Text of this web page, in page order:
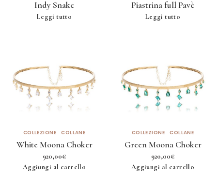
Indy Snake
Leggi tutto
Piastrina full Pavè
Leggi tutto
COLLEZIONE COLLANE
White Moona Choker
920,00€
Aggiungi al carrello
COLLEZIONE COLLANE
Green Moona Choker
920,00€
Aggiungi al carrello